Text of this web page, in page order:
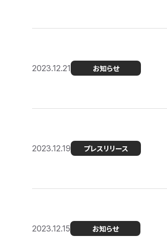
2023.12.21 お知らせ
2023.12.19 プレスリリース
2023.12.15 お知らせ